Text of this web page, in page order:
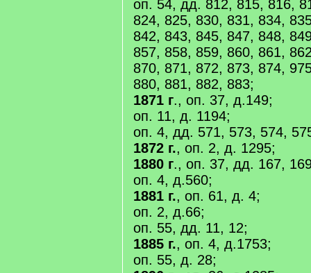
оп. 54, дд. 812, 815, 816,
824, 825, 830, 831, 834,
842, 843, 845, 847, 848,
857, 858, 859, 860, 861,
870, 871, 872, 873, 874,
880, 881, 882, 883;
1871 г., оп. 37, д.149;
оп. 11, д. 1194;
оп. 4, дд. 571, 573, 574,
1872 г., оп. 2, д. 1295;
1880 г., оп. 37, дд. 167,
оп. 4, д.560;
1881 г., оп. 61, д. 4;
оп. 2, д.66;
оп. 55, дд. 11, 12;
1885 г., оп. 4, д.1753;
оп. 55, д. 28;